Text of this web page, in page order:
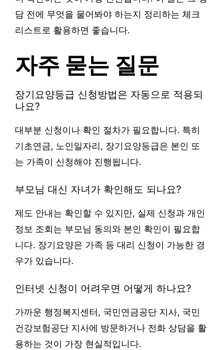
담 전에 무엇을 물어봐야 하는지 정리하는 체크
리스트로 활용하면 좋습니다.
자주 묻는 질문
장기요양등급 신청방법은 자동으로 적용되
나요?
대부분 신청이나 확인 절차가 필요합니다. 특히
기초연금, 노인일자리, 장기요양등급은 본인 또
는 가족이 신청해야 진행됩니다.
부모님 대신 자녀가 확인해도 되나요?
제도 안내는 확인할 수 있지만, 실제 신청과 개인
정보 조회는 부모님 동의와 본인 확인이 필요합
니다. 장기요양은 가족 등 대리 신청이 가능한 경
우가 있습니다.
인터넷 신청이 어려우면 어떻게 하나요?
가까운 행정복지센터, 국민연금공단 지사, 국민
건강보험공단 지사에 방문하거나 전화 상담을 활
용하는 것이 가장 현실적입니다.